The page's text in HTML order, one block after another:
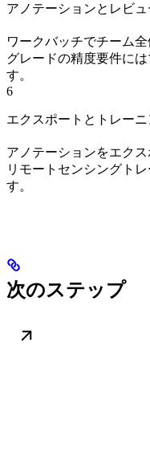
アノテーションとレビュ
ワークバッチでチーム
グレードの精度要件に
す。
6
エクスポートとトレー
アノテーションをエク
リモートセンシングト
す。
次のステップ